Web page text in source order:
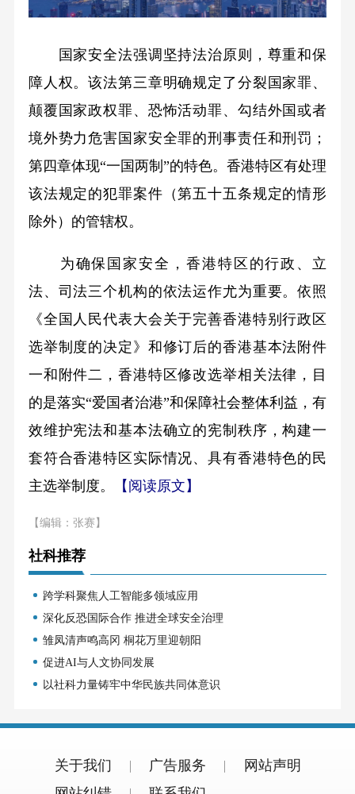
国家安全法强调坚持法治原则，尊重和保
障人权。该法第三章明确规定了分裂国家罪、
颠覆国家政权罪、恐怖活动罪、勾结外国或者
境外势力危害国家安全罪的刑事责任和刑罚；
第四章体现“一国两制”的特色。香港特区有处理
该法规定的犯罪案件（第五十五条规定的情形
除外）的管辖权。
为确保国家安全，香港特区的行政、立
法、司法三个机构的依法运作尤为重要。依照
《全国人民代表大会关于完善香港特别行政区
选举制度的决定》和修订后的香港基本法附件
一和附件二，香港特区修改选举相关法律，目
的是落实“爱国者治港”和保障社会整体利益，有
效维护宪法和基本法确立的宪制秩序，构建一
套符合香港特区实际情况、具有香港特色的民
主选举制度。
【阅读原文】
【编辑：张赛】
社科推荐
跨学科聚焦人工智能多领域应用
深化反恐国际合作 推进全球安全治理
雏凤清声鸣高冈 桐花万里迎朝阳
促进AI与人文协同发展
以社科力量铸牢中华民族共同体意识
关于我们 广告服务
网站声明